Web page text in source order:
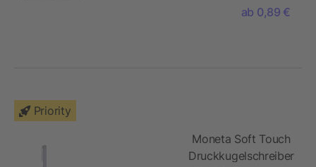
ab 0,89 €
Priority
Moneta Soft Touch
Druckkugelschreiber